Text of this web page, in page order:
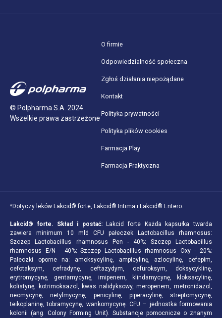
© Polpharma S.A. 2024.
Wszelkie prawa zastrzeżone
O firmie
Odpowiedzialność społeczna
Zgłoś działania niepożądane
Kontakt
Polityka prywatności
Polityka plików cookies
Farmacja Play
Farmacja Praktyczna
*Dotyczy leków Lakcid® forte, Lakcid® Intima i Lakcid® Entero:
Lakcid® forte. Skład i postać:Lakcid forte Każda kapsułka twarda
zawiera minimum 10 mld CFU pałeczek Lactobacillus rhamnosus:
Szczep Lactobacillus rhamnosus Pen - 40%; Szczep Lactobacillus
rhamnosus E/N - 40%; Szczep Lactobacillus rhamnosus Oxy - 20%;
Pałeczki oporne na: amoksycylinę, ampicylinę, azlocylinę, cefepim,
cefotaksym, cefradynę, ceftazydym, cefuroksym, doksycyklinę,
erytromycynę, gentamycynę, imipenem, klindamycynę, kloksacylinę,
kolistynę, kotrimoksazol, kwas nalidyksowy, meropenem, metronidazol,
neomycynę, netylmycynę, penicylinę, piperacylinę, streptomycynę,
teikoplaninę, tobramycynę, wankomycynę. CFU – jednostka formowania
kolonii (ang. Colony Forming Unit). Substancje pomocnicze o znanym